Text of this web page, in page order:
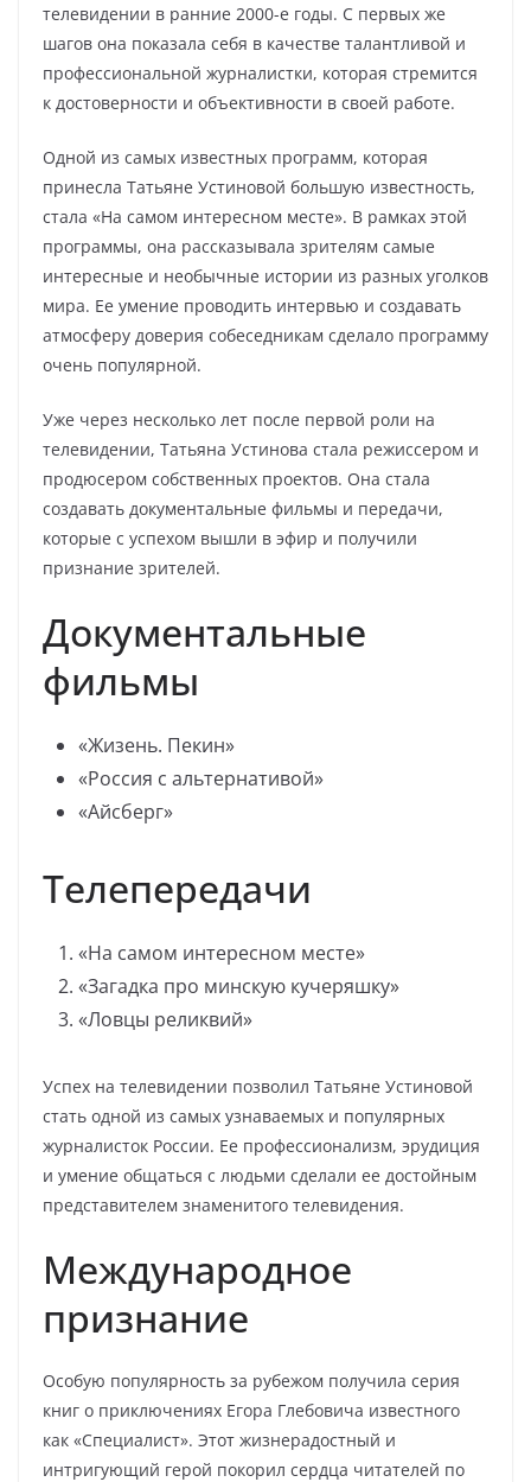
телевидении в ранние 2000-е годы. С первых же
шагов она показала себя в качестве талантливой и
профессиональной журналистки, которая стремится
к достоверности и объективности в своей работе.
Одной из самых известных программ, которая
принесла Татьяне Устиновой большую известность,
стала «На самом интересном месте». В рамках этой
программы, она рассказывала зрителям самые
интересные и необычные истории из разных уголков
мира. Ее умение проводить интервью и создавать
атмосферу доверия собеседникам сделало программу
очень популярной.
Уже через несколько лет после первой роли на
телевидении, Татьяна Устинова стала режиссером и
продюсером собственных проектов. Она стала
создавать документальные фильмы и передачи,
которые с успехом вышли в эфир и получили
признание зрителей.
Документальные
фильмы
«Жизень. Пекин»
«Россия с альтернативой»
«Айсберг»
Телепередачи
«На самом интересном месте»
«Загадка про минскую кучеряшку»
«Ловцы реликвий»
Успех на телевидении позволил Татьяне Устиновой
стать одной из самых узнаваемых и популярных
журналисток России. Ее профессионализм, эрудиция
и умение общаться с людьми сделали ее достойным
представителем знаменитого телевидения.
Международное
признание
Особую популярность за рубежом получила серия
книг о приключениях Егора Глебовича известного
как «Специалист». Этот жизнерадостный и
интригующий герой покорил сердца читателей по